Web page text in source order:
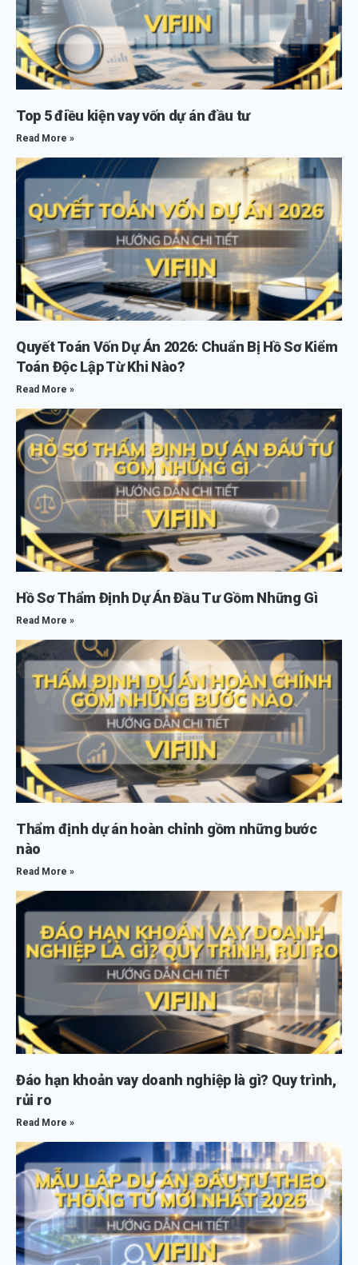
Top 5 điều kiện vay vốn dự án đầu tư
Read More »
Quyết Toán Vốn Dự Án 2026: Chuẩn Bị Hồ Sơ Kiểm
Toán Độc Lập Từ Khi Nào?
Read More »
Hồ Sơ Thẩm Định Dự Án Đầu Tư Gồm Những Gì
Read More »
Thẩm định dự án hoàn chỉnh gồm những bước
nào
Read More »
Đáo hạn khoản vay doanh nghiệp là gì? Quy trình,
rủi ro
Read More »